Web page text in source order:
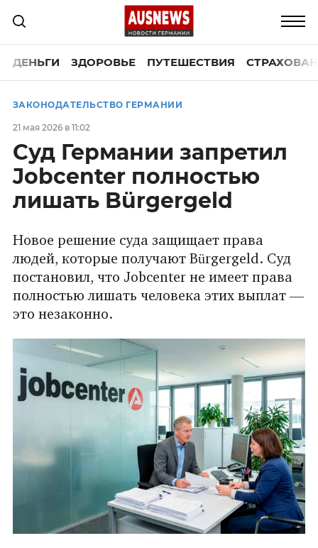
ДЕНЬГИ ЗДОРОВЬЕ ПУТЕШЕСТВИЯ
ЗАКОНОДАТЕЛЬСТВО ГЕРМАНИИ
21 мая 2026 в 11:02
Суд Германии запретил
Jobcenter полностью
лишать Bürgergeld
Новое решение суда защищает права
людей, которые получают Bürgergeld. Суд
постановил, что Jobcenter не имеет права
полностью лишать человека этих выплат —
это незаконно.